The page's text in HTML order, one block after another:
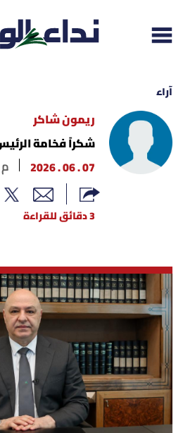
إقرأ الجريدة
لبنان
محليات
أسرار
متفرقات
نداء القرّاء
آراء
ريمون شاكر
شكراً فخامة
07 . 06 . 2026
17 : 00 م
3 دقائق للقراءة